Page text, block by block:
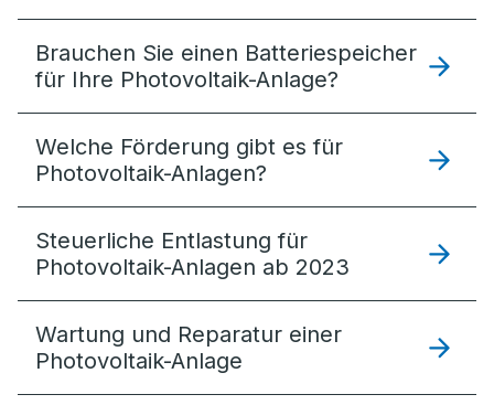
Brauchen Sie einen Batteriespeicher
für Ihre Photovoltaik-Anlage?
Welche Förderung gibt es für
Photovoltaik-Anlagen?
Steuerliche Entlastung für
Photovoltaik-Anlagen ab 2023
Wartung und Reparatur einer
Photovoltaik-Anlage